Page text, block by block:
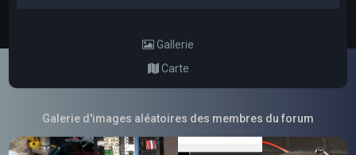
Gallerie
Carte
Galerie d'images aléatoires des membres du forum